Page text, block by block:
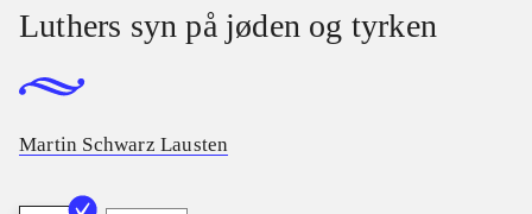
Luthers syn på jøden og tyrken
Martin Schwarz Lausten